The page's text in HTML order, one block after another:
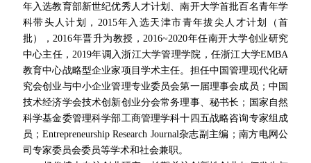
年入选教育部新世纪优秀人才计划、南开大学首批百名青年学
科带头人计划，2015年入选天津市青年拔尖人才计划（首
批），2016年晋升为教授，2016~2020年任南开大学创业研究
中心主任，2019年调入浙江大学管理学院，任浙江大学EMBA
教育中心战略型企业家项目学术主任。担任中国管理现代化研
究会创业与中小企业管理专业委员会第一届理事会成员；中国
技术经济学会技术创新创业分会常务理事、秘书长；国家自然
科学基金委管理科学部工商管理学科十四五战略咨询专家组成
员；Entrepreneurship Research Journal杂志副主编；南方电网公
司专家委员会委员等学术和社会兼职。